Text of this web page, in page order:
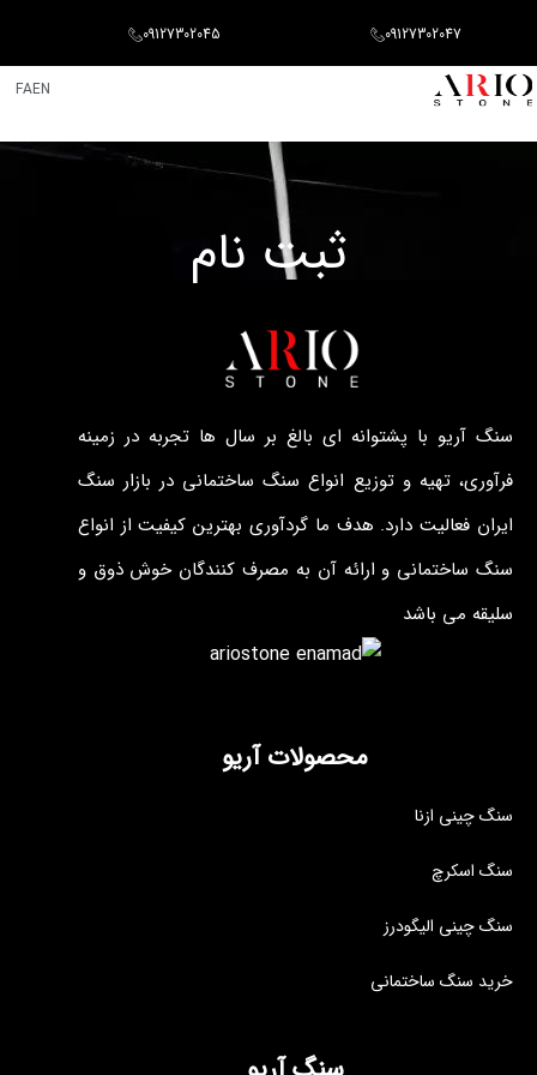
09127302047
09127302045
EN
FA
ثبت نام
سنگ آریو با پشتوانه ای بالغ بر سال ها تجربه در زمینه
فرآوری، تهیه و توزیع انواع سنگ ساختمانی در بازار سنگ
ایران فعالیت دارد. هدف ما گردآوری بهترین کیفیت از انواع
سنگ ساختمانی و ارائه آن به مصرف کنندگان خوش ذوق و
سلیقه می باشد
محصولات آریو
سنگ چینی ازنا
سنگ اسکرچ
سنگ چینی الیگودرز
خرید سنگ ساختمانی